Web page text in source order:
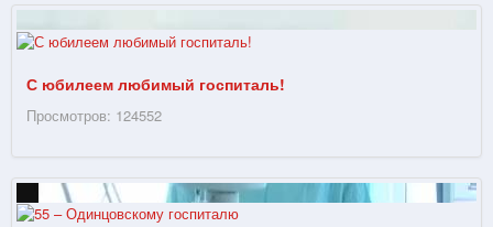
С юбилеем любимый госпиталь!
Просмотров: 124552